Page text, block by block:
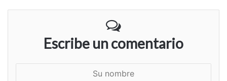
Escribe un comentario